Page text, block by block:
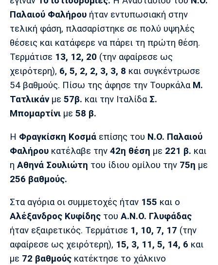
Ίντερ Μίλαν Μπάγερν
Μπορούσια
Παρί Σεν
Ζερμέν
Μαρσέιγ
Αστέρας
Παλαιού Φαλήρου ήταν εντυπωσιακή στην
τελική φάση, πλασαρίστηκε σε πολύ υψηλές
θέσεις και κατάφερε να πάρει τη πρώτη θέση.
Τερμάτισε 13, 12, 20 (την αφαίρεσε ως
χειρότερη), 6, 5, 2, 2, 3, 3, 8 και συγκέντρωσε
54 βαθμούς. Πίσω της άφησε την Τουρκάλα Μ.
Τατλικάνμε 57β. και την ΙταλίδαΣ.
Μπομαρτίνι με 58 β.
Η Φραγκίσκη Κοσμά επίσης του Ν.Ο. Παλαιού
Φαλήρου κατέλαβε την 42η θέση με 221 β. και
η Αθηνά Σουλιώτη του ίδιου ομίλου την 75η με
256 βαθμούς.
Στα αγόρια οι συμμετοχές ήταν 155 και ο
Αλέξανδρος Κυφίδης του Α.Ν.Ο. Γλυφάδας
ήταν εξαιρετικός. Τερμάτισε 1, 10, 7, 17 (την
αφαίρεσε ως χειρότερη), 15, 3, 11, 5, 14, 6 και
με 72 βαθμούς κατέκτησε το χάλκινο